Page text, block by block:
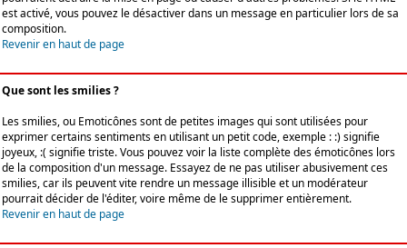
est activé, vous pouvez le désactiver dans un message en particulier lors de sa
composition.
Revenir en haut de page
Que sont les smilies ?
Les smilies, ou Emoticônes sont de petites images qui sont utilisées pour
exprimer certains sentiments en utilisant un petit code, exemple : :) signifie
joyeux, :( signifie triste. Vous pouvez voir la liste complète des émoticônes lors
de la composition d'un message. Essayez de ne pas utiliser abusivement ces
smilies, car ils peuvent vite rendre un message illisible et un modérateur
pourrait décider de l'éditer, voire même de le supprimer entièrement.
Revenir en haut de page